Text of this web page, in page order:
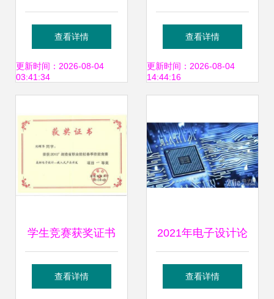
设计 让技术与趣味
完美融合
查看详情
更新时间：2026-08-04
03:41:34
眼中的中日企业实
力对决——聚焦电
开发
查看详情
更新时间：2026-08-04
14:44:16
学生竞赛获奖证书
在电子产品设计与
查看详情
2021年电子设计论
坛 聚焦电子产品创
查看详情